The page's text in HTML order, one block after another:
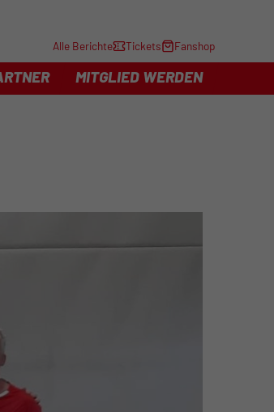
Alle Berichte Tickets Fanshop
MITGLIED WERDEN